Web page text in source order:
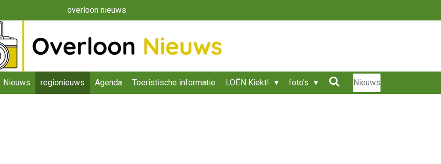
overloon nieuws
Nieuws regionieuws Agenda Toeristische informatie LOËN Kiekt! foto's Nieuws